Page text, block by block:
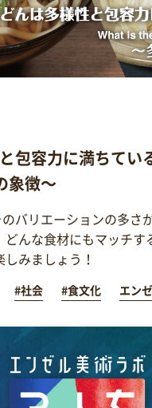
包容力に満ちてい
象徴～
バリエーションの多さ
んな食材にもマッチす
みましょう！
#社会 #食文化 エン